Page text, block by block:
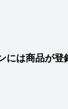
には商品が登